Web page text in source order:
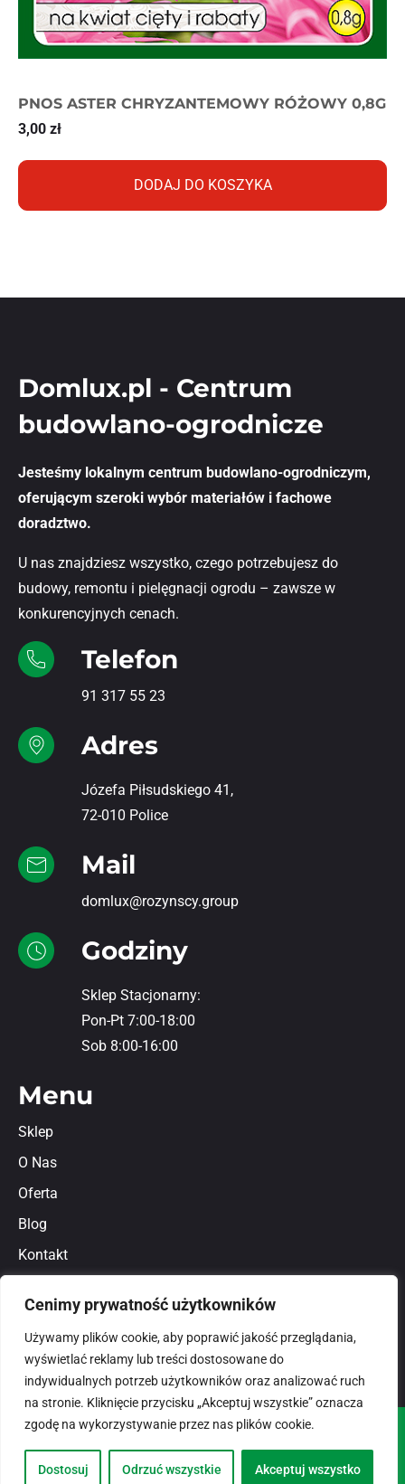
Cenimy prywatność użytkowników
Używamy plików cookie, aby poprawić jakość przeglądania,
wyświetlać reklamy lub treści dostosowane do
indywidualnych potrzeb użytkowników oraz analizować ruch
na stronie. Kliknięcie przycisku „Akceptuj wszystkie” oznacza
zgodę na wykorzystywanie przez nas plików cookie.
Dostosuj Odrzuć wszystkie Akceptuj wszystko
PNOS ASTER CHRYZANTEMOWY RÓŻOWY 0,8G
3,00 zł
DODAJ DO KOSZYKA
Domlux.pl - Centrum
budowlano-ogrodnicze
Jesteśmy lokalnym centrum budowlano-ogrodniczym,
oferującym szeroki wybór materiałów i fachowe
doradztwo.
U nas znajdziesz wszystko, czego potrzebujesz do
budowy, remontu i pielęgnacji ogrodu – zawsze w
konkurencyjnych cenach.
Telefon
91 317 55 23
Adres
Józefa Piłsudskiego 41,
72-010 Police
Mail
domlux@rozynscy.group
Godziny
Sklep Stacjonarny:
Pon-Pt 7:00-18:00
Sob 8:00-16:00
Menu
Sklep
O Nas
Oferta
Blog
Kontakt
Polityka prywatności
© 2026domlux.plZaprojektowany przez:
Dotspice.com Sp. z o.o.